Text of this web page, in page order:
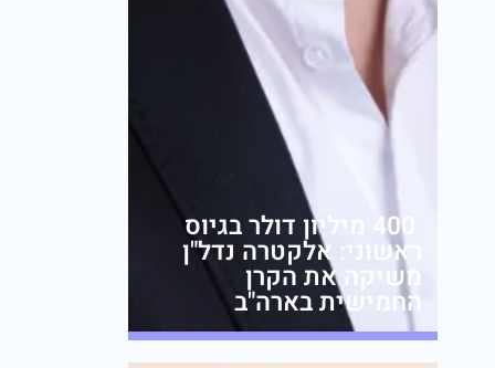
400 מיליון דולר בגיוס
ראשוני: אלקטרה נדל"ן
משיקה את הקרן
החמישית בארה"ב